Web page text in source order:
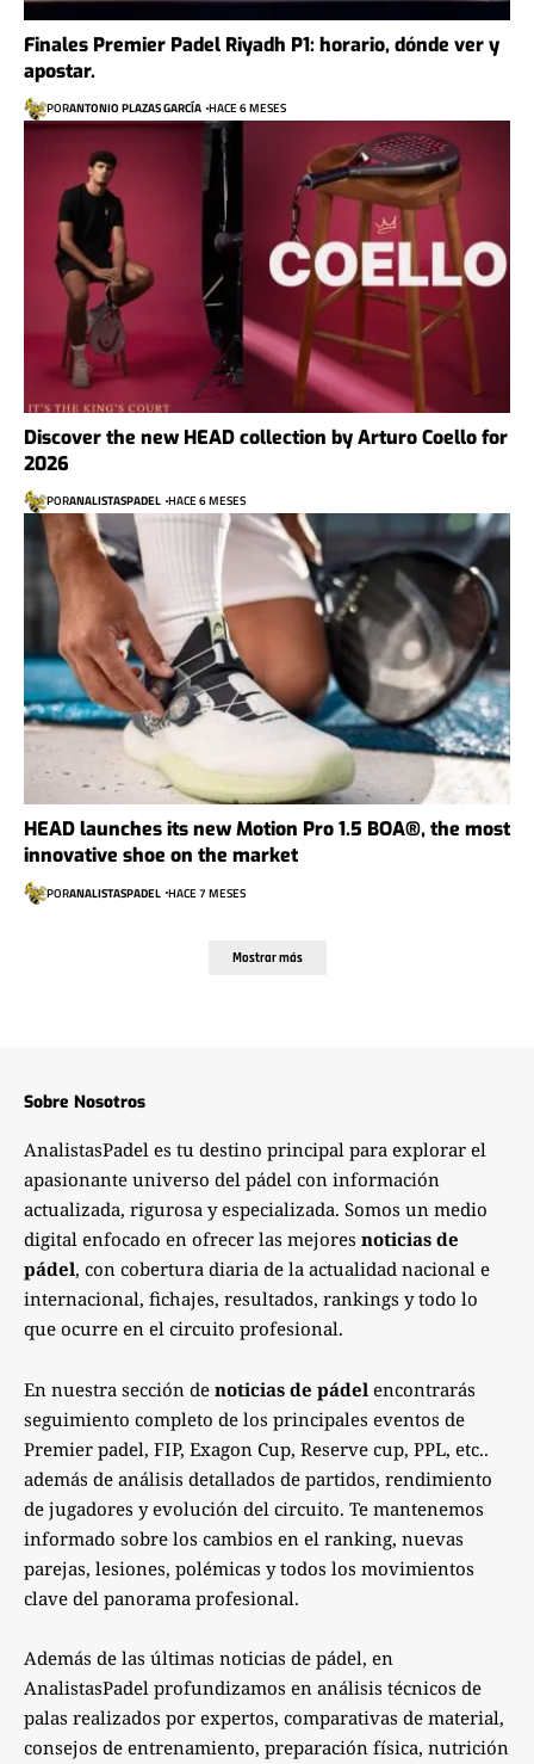
Finales Premier Padel Riyadh P1: horario, dónde ver y
apostar.
PORANTONIO PLAZAS GARCÍA HACE 6 MESES
Discover the new HEAD collection by Arturo Coello for
2026
PORANALISTASPADEL HACE 6 MESES
HEAD launches its new Motion Pro 1.5 BOA®, the most
innovative shoe on the market
PORANALISTASPADEL HACE 7 MESES
Mostrar más
Sobre Nosotros
AnalistasPadel es tu destino principal para explorar el
apasionante universo del pádel con información
actualizada, rigurosa y especializada. Somos un medio
digital enfocado en ofrecer las mejores noticias de
pádel, con cobertura diaria de la actualidad nacional e
internacional, fichajes, resultados, rankings y todo lo
que ocurre en el circuito profesional.
En nuestra sección de noticias de pádel encontrarás
seguimiento completo de los principales eventos de
Premier padel, FIP, Exagon Cup, Reserve cup, PPL, etc..
además de análisis detallados de partidos, rendimiento
de jugadores y evolución del circuito. Te mantenemos
informado sobre los cambios en el ranking, nuevas
parejas, lesiones, polémicas y todos los movimientos
clave del panorama profesional.
Además de las últimas noticias de pádel, en
AnalistasPadel profundizamos en análisis técnicos de
palas realizados por expertos, comparativas de material,
consejos de entrenamiento, preparación física, nutrición